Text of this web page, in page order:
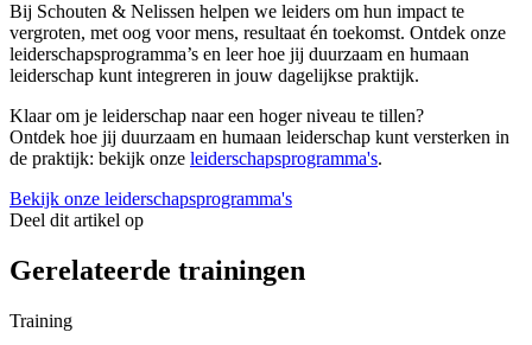
Bij Schouten & Nelissen helpen we leiders om hun impact te
vergroten, met oog voor mens, resultaat én toekomst. Ontdek onze
leiderschapsprogramma’s en leer hoe jij duurzaam en humaan
leiderschap kunt integreren in jouw dagelijkse praktijk.
Klaar om je leiderschap naar een hoger niveau te tillen?
Ontdek hoe jij duurzaam en humaan leiderschap kunt versterken in
de praktijk: bekijk onze leiderschapsprogramma's.
Bekijk onze leiderschapsprogramma's
Deel dit artikel op
Gerelateerde trainingen
Training